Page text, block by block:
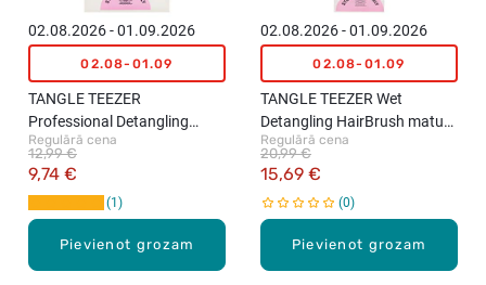
Pievienot grozam
02.08.2026 - 01.09.2026
02.08-01.09
TANGLE TEEZER
Professional Detangling
HairBrush matu ķemme Mini,
Millenial Pink
Regulārā cena
9,74 €
12,99 €
1
Pievienot grozam
02.08.2026 - 01.09.2026
02.08-01.09
TANGLE TEEZER Wet
Detangling HairBrush matu
ķemme, L, Peach
Regulārā cena
15,69 €
20,99 €
0